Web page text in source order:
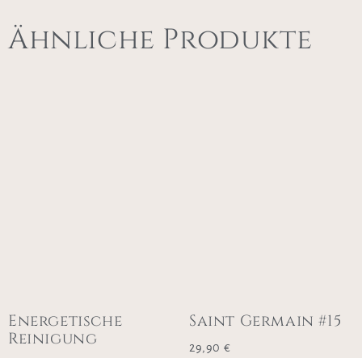
Ähnliche Produkte
Energetische
Reinigung
Saint Germain #15
29,90 €